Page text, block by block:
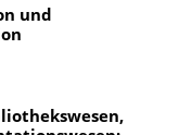
und